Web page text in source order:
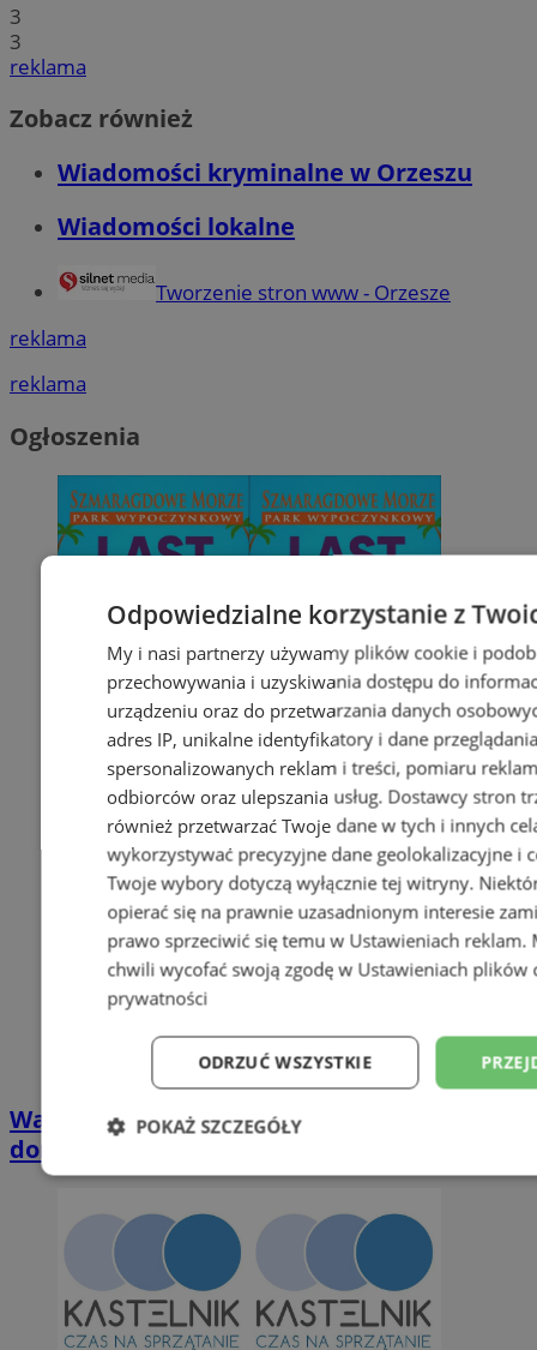
3
3
reklama
Zobacz również
Wiadomości kryminalne w Orzeszu
Wiadomości lokalne
Tworzenie stron www - Orzesze
reklama
reklama
Ogłoszenia
Wakacyjny wypoczynek nad Bałtykiem w
domkach Szmaragdowe Morze
Odpowiedzialne korzystanie z
My i nasi partnerzy używamy plików cookie i
przechowywania i uzyskiwania dostępu do
urządzeniu oraz do przetwarzania danych
adres IP, unikalne identyfikatory i dane
spersonalizowanych reklam i treści, pomiaru
odbiorców oraz ulepszania usług. Dostawcy stron
również przetwarzać Twoje dane w tych i innych
wykorzystywać precyzyjne dane geolokalizacyjne i
Twoje wybory dotyczą wyłącznie tej witryny.
opierać się na prawnie uzasadnionym interesie
prawo sprzeciwić się temu w Ustawieniach reklam.
chwili wycofać swoją zgodę w Ustawieniach plików
prywatności
ODRZUĆ WSZYSTKIE
POKAŻ SZCZEGÓŁY
Niezbędne Wydajność
Niesklasyfikowane